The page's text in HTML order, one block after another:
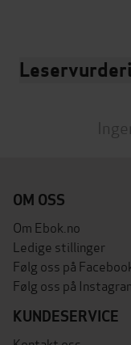
OM OSS
Om Ebok.no
Ledige stillinger
Følg oss på
Følg oss på
KUNDESERVICE